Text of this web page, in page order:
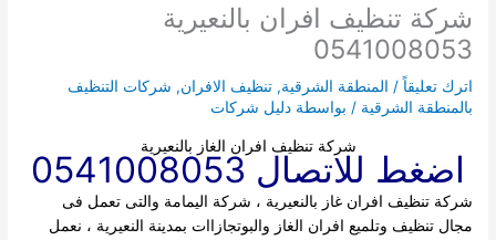
شركة تنظيف افران بالنعيرية
0541008053
اترك تعليقاً / المنطقة الشرقية,تنظيف الافران, شركات التنظيف
بالمنطقة الشرقية / بواسطة دليل شركات
شركة تنظيف افران الغاز بالنعيرية
اضغط للاتصال 0541008053
شركة تنظيف افران غاز بالنعيرية ، شركة اليمامة والتى تعمل فى
مجال تنظيف وتلميع افران الغاز والبوتجازاات بمدينة النعيرية ، نعمل